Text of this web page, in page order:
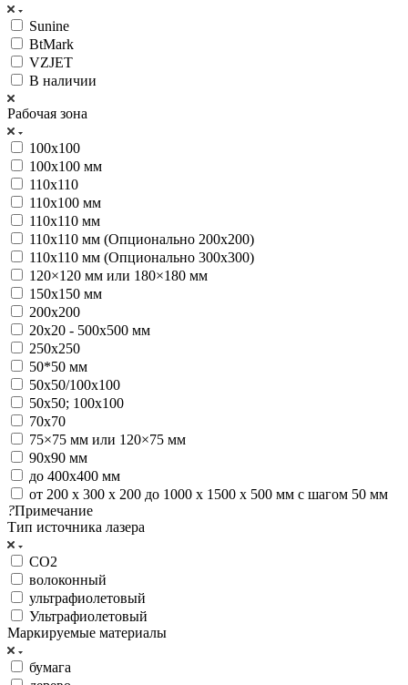
Sunine
BtMark
VZJET
В наличии
Рабочая зона
100х100
100х100 мм
110x110
110х100 мм
110х110 мм
110х110 мм (Опционально 200х200)
110х110 мм (Опционально 300х300)
120×120 мм или 180×180 мм
150х150 мм
200x200
20х20 - 500х500 мм
250x250
50*50 мм
50х50/100х100
50х50; 100х100
70x70
75×75 мм или 120×75 мм
90х90 мм
до 400х400 мм
от 200 х 300 х 200 до 1000 х 1500 х 500 мм с шагом 50 мм
?Примечание
Тип источника лазера
CO2
волоконный
ультрафиолетовый
Ультрафиолетовый
Маркируемые материалы
бумага